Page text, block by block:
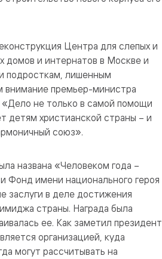
Центра для слепых и
домов и интернатов в Москве и
подросткам, лишенным
внимание премьер-министра
не только в самой помощи
детям христианской страны – и
союз».
названа «Человеком года –
Фонд имени национального героя
заслуги в деле достижения
страны. Награда была
ее. Как заметил президент
организацией, куда
могут рассчитывать на